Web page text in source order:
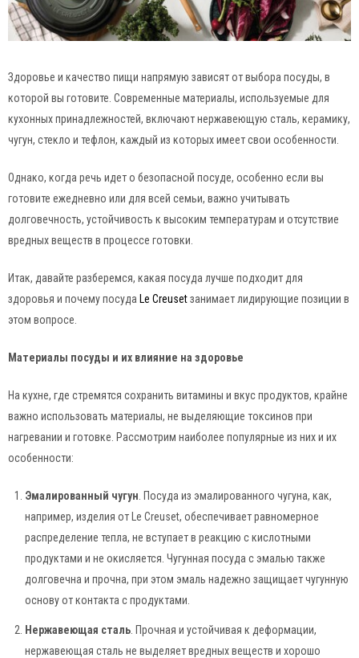
Здоровье и качество пищи напрямую зависят от выбора посуды, в
которой вы готовите. Современные материалы, используемые для
кухонных принадлежностей, включают нержавеющую сталь, керамику,
чугун, стекло и тефлон, каждый из которых имеет свои особенности.
Однако, когда речь идет о безопасной посуде, особенно если вы
готовите ежедневно или для всей семьи, важно учитывать
долговечность, устойчивость к высоким температурам и отсутствие
вредных веществ в процессе готовки.
Итак, давайте разберемся, какая посуда лучше подходит для
здоровья и почему посуда Le Creusetзанимает лидирующие позиции в
этом вопросе.
Материалы посуды и их влияние на здоровье
На кухне, где стремятся сохранить витамины и вкус продуктов, крайне
важно использовать материалы, не выделяющие токсинов при
нагревании и готовке. Рассмотрим наиболее популярные из них и их
особенности:
Эмалированный чугун . Посуда из эмалированного чугуна, как,
например, изделия от Le Creuset, обеспечивает равномерное
распределение тепла, не вступает в реакцию с кислотными
продуктами и не окисляется. Чугунная посуда с эмалью также
долговечна и прочна, при этом эмаль надежно защищает чугунную
основу от контакта с продуктами.
Нержавеющая сталь . Прочная и устойчивая к деформации,
нержавеющая сталь не выделяет вредных веществ и хорошо